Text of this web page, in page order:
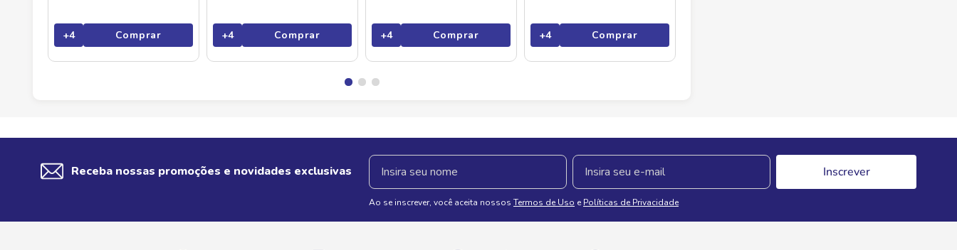
+4 Comprar +4 Comprar +4 Comprar +4 Comprar
Receba nossas promoções e novidades exclusivas Inscrever
Ao se inscrever, você aceita nossos Termos de Uso e Políticas de Privacidade